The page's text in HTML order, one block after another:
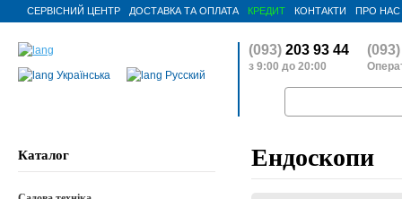
СЕРВІСНИЙ ЦЕНТР ДОСТАВКА ТА ОПЛАТА КРЕДИТ КОНТАКТИ ПРО НАС
Українська Русский
(093) 203 93 44 (093)
з 9:00 до 20:00
Ендоскопи
Каталог